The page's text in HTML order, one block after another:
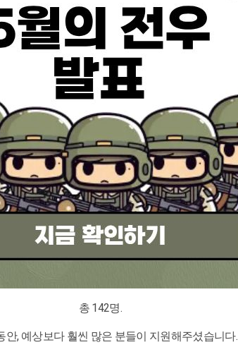
총 142명.
안, 예상보다 훨씬 많은 분들이 지원해주셨습니다.